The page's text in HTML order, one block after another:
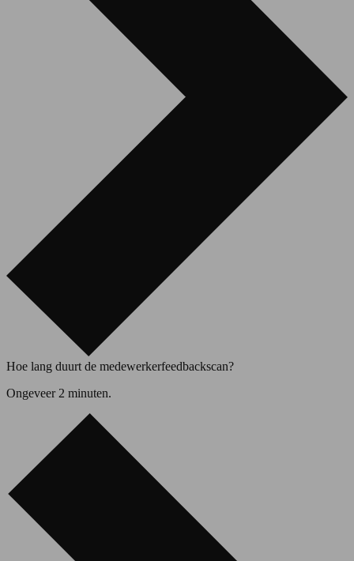
Hoe lang duurt de medewerkerfeedbackscan?
Ongeveer 2 minuten.